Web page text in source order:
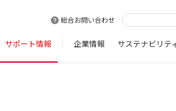
総合お問い合わせ
サポート情報 企業情報 サステナビリテ